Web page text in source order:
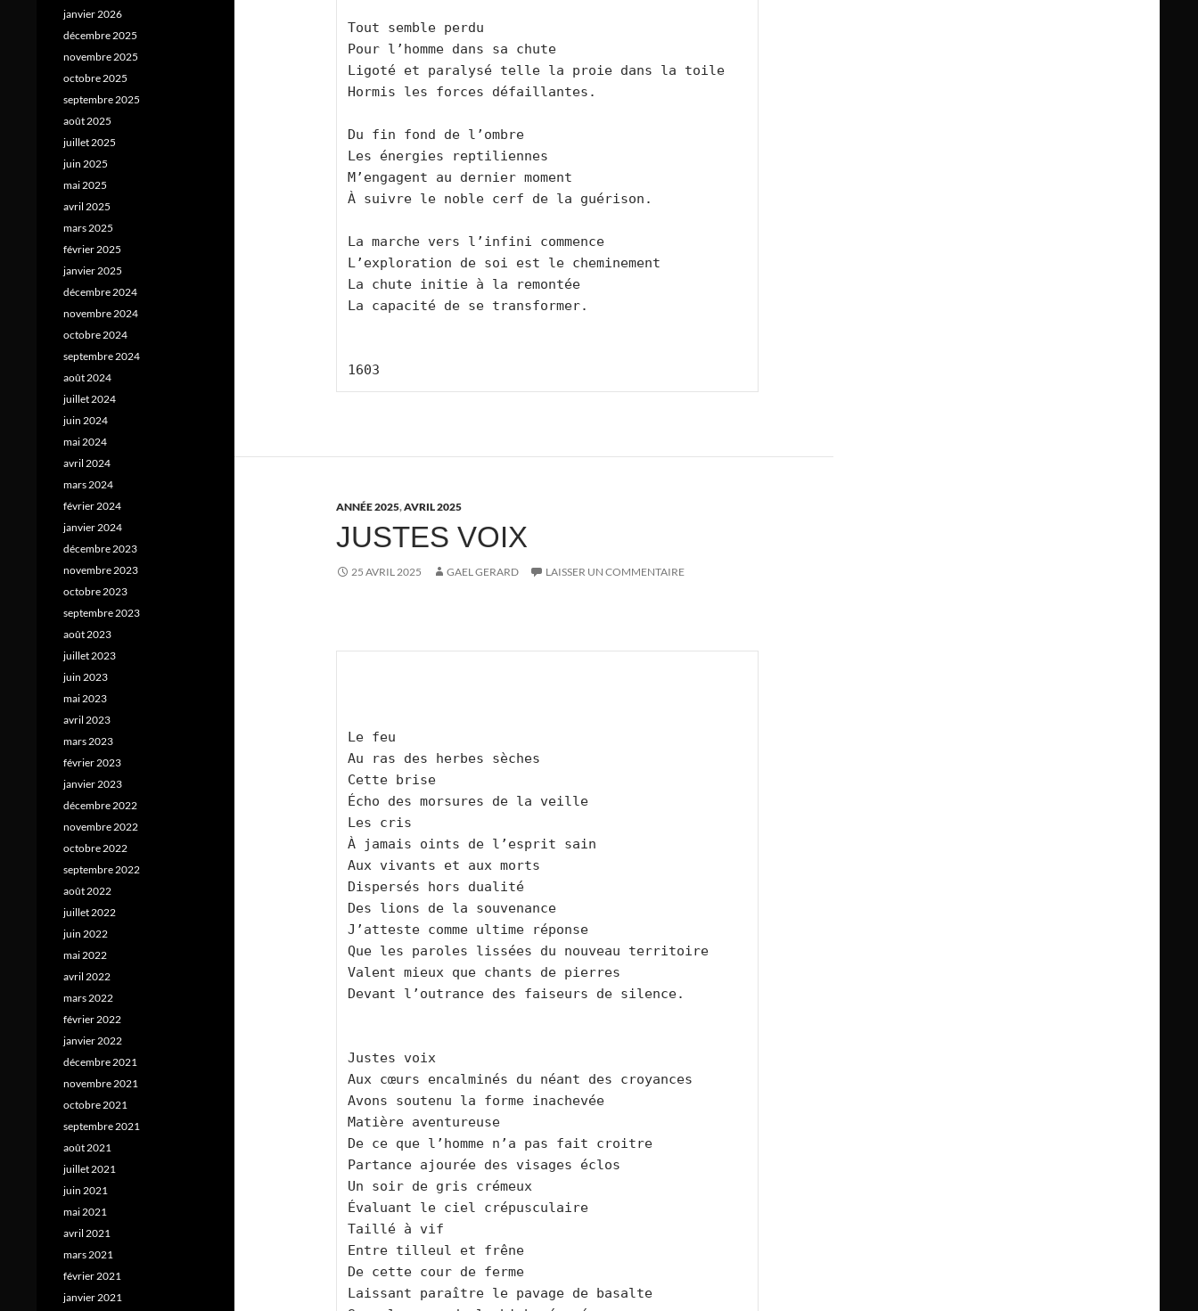
Tout semble perdu
Pour l’homme dans sa chute
Ligoté et paralysé telle la proie dans la toile
Hormis les forces défaillantes.
Du fin fond de l’ombre
Les énergies reptiliennes
M’engagent au dernier moment
À suivre le noble cerf de la guérison.
La marche vers l’infini commence
L’exploration de soi est le cheminement
La chute initie à la remontée
La capacité de se transformer.
1603
ANNÉE 2025,AVRIL 2025
JUSTES VOIX
25 AVRIL 2025 GAEL GERARD LAISSER UN COMMENTAIRE
Le feu
Au ras des herbes sèches
Cette brise
Écho des morsures de la veille
Les cris
À jamais oints de l’esprit sain
Aux vivants et aux morts
Dispersés hors dualité
Des lions de la souvenance
J’atteste comme ultime réponse
Que les paroles lissées du nouveau territoire
Valent mieux que chants de pierres
Devant l’outrance des faiseurs de silence.
Justes voix
Aux cœurs encalminés du néant des croyances
Avons soutenu la forme inachevée
Matière aventureuse
De ce que l’homme n’a pas fait croitre
Partance ajourée des visages éclos
Un soir de gris crémeux
Évaluant le ciel crépusculaire
Taillé à vif
Entre tilleul et frêne
De cette cour de ferme
Laissant paraître le pavage de basalte
janvier 2026
décembre 2025
novembre 2025
octobre 2025
septembre 2025
août 2025
juillet 2025
juin 2025
mai 2025
avril 2025
mars 2025
février 2025
janvier 2025
décembre 2024
novembre 2024
octobre 2024
septembre 2024
août 2024
juillet 2024
juin 2024
mai 2024
avril 2024
mars 2024
février 2024
janvier 2024
décembre 2023
novembre 2023
octobre 2023
septembre 2023
août 2023
juillet 2023
juin 2023
mai 2023
avril 2023
mars 2023
février 2023
janvier 2023
décembre 2022
novembre 2022
octobre 2022
septembre 2022
août 2022
juillet 2022
juin 2022
mai 2022
avril 2022
mars 2022
février 2022
janvier 2022
décembre 2021
novembre 2021
octobre 2021
septembre 2021
août 2021
juillet 2021
juin 2021
mai 2021
avril 2021
mars 2021
février 2021
janvier 2021